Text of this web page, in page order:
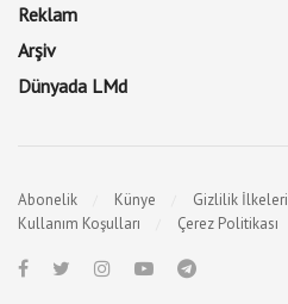
Reklam
Arşiv
Dünyada LMd
Abonelik Künye Gizlilik İlkeleri
Kullanım Koşulları
Çerez Politikası